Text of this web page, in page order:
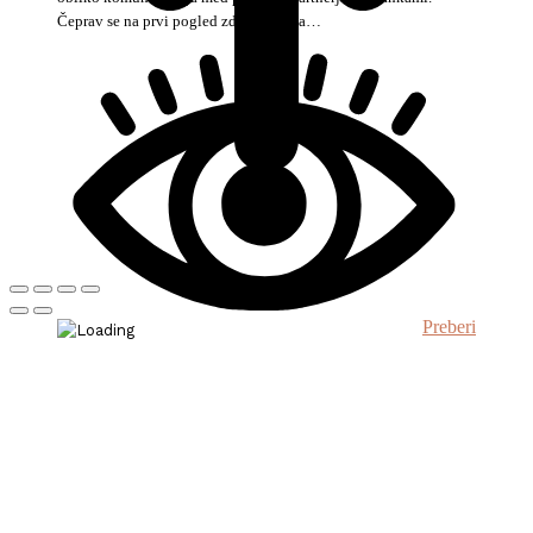
Čeprav se na prvi pogled zdi, da gre za…
Preberi